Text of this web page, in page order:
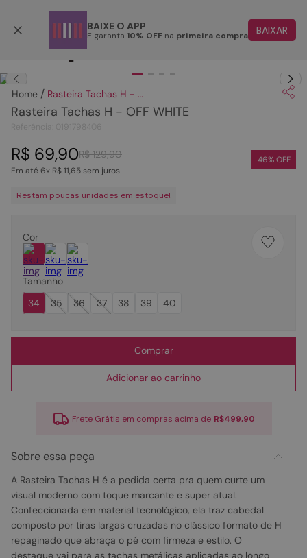
BAIXE O APP
E garanta 10% OFF na primeira compra BAIXAR
Rasteira Tachas H - OFF WHITE
Rasteira Tachas H - OFF WHITE
R$ 129,90
R$ 69,90
Em até6x R$11,65sem juros
46% OFF
Restam poucas unidades em estoque!
Cor
Tamanho
34
35 36 37 38 39 40
Comprar
Adicionar ao carrinho
Frete Grátis em compras acima de R$499,90
Sobre essa peça
A Rasteira Tachas H é a pedida certa pra quem curte um
visual moderno com toque marcante e super atual.
Confeccionada em material tecnológico, ela traz cabedal
composto por tiras largas cruzadas no clássico formato de H
repaginado que abraça o pé com firmeza e estilo. O
destaque vai para as tachas metálicas aplicadas ao longo
1
2º
tenis
4º
sandalia
5º
rasteira
6º
tamanco
sapatilha
óculos
10º couro